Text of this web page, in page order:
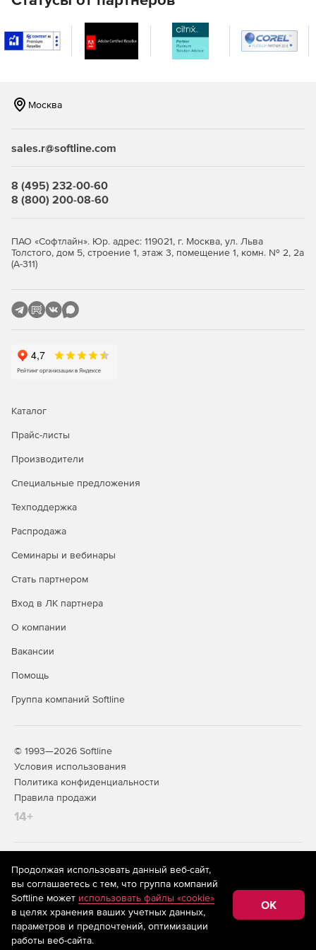
памяти и всех гигабитных портов, что обеспечивает
доступ к широкому потоку данных в высоком
разрешении.
Простая и быстрая настройка сети.
Эффективное обслуживание
Техническое обслуживание с помощью топологии с
устройств.
Москва
sales.r@softline.com
8 (495) 232-00-60
8 (800) 200-08-60
ПАО «Софтлайн». Юр. адрес: 119021, г. Москва, ул. Льва
Толстого, дом 5, строение 1, этаж 3, помещение 1, комн. № 2, 2а
(А-311)
Каталог
Прайс-листы
Производители
Специальные предложения
Техподдержка
Распродажа
Семинары и вебинары
Стать партнером
Вход в ЛК партнера
О компании
Вакансии
Помощь
Группа компаний Softline
© 1993—2026 Softline
Условия использования
Политика конфиденциальности
Правила продажи
14+
На информационном ресурсе store.softline.ru применяются
рекомендательные технологии
(информационные технологии
предоставления информации на основе сбора,
систематизации и анализа сведений, относящихся к
предпочтениям пользователей сети «Интернет»,
находящихся на территории Российской Федерации)
Продолжая использовать данный веб-сайт,
вы соглашаетесь с тем, что группа компаний
Softline может использовать файлы «cookie»
в целях хранения ваших учетных данных,
параметров и предпочтений, оптимизации
работы веб-сайта.
OK